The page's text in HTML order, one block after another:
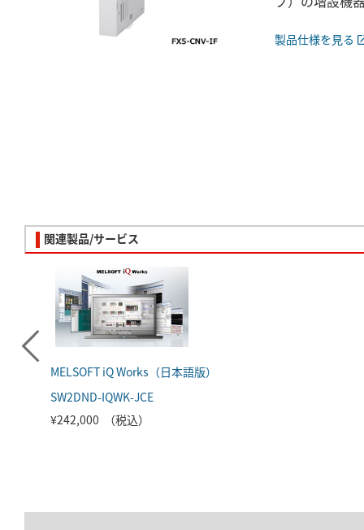
製品仕様を見る
関連製品/サービス
MELSOFT iQ Works（日本語版）
SW2DND-IQWK-JCE
¥242,000 （税込）